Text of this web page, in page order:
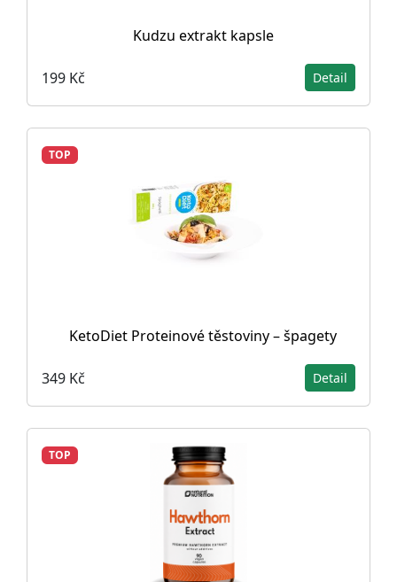
Kudzu extrakt kapsle
199 Kč Detail
TOP
KetoDiet Proteinové těstoviny – špagety
349 Kč Detail
TOP